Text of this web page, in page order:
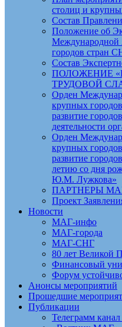
столиц и
Состав
Положение об
Международной
городов стран
Состав
ПОЛОЖЕНИЕ
ТРУДОВОЙ
Орден
крупных
развитие
деятельности
Орден
крупных
развитие
летию со дня
Ю.М. Лужкова»
ПАРТНЕРЫ
Проект
Новости
МАГ-инфо
МАГ-города
МАГ-СНГ
80 лет Великой
Финансовый
Форум
Анонсы мероприятий
Прошедшие
Публикации
Телеграмм